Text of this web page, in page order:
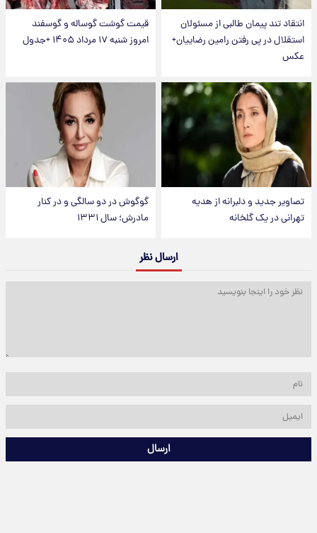
انتقاد تند پیمان طالبی از مسئولان
استقلال در پی رفتن رامین رضاییان+
عکس
قیمت گوشت گوساله و گوسفند
امروز شنبه ۱۷ مرداد ۱۴۰۵ +جدول
تصاویر جدید و دلبرانه از هدیه
تهرانی در یک گلخانه
گوگوش در دو سالگی و در کنار
مادرش؛ سال ۱۳۳۱
ارسال نظر
ارسال